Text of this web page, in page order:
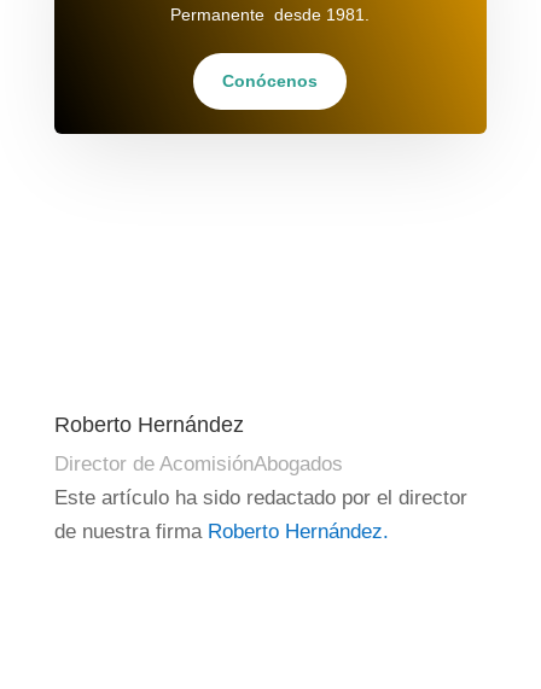
Permanente desde 1981.
Conócenos
Roberto Hernández
Director de AcomisiónAbogados
Este artículo ha sido redactado por el director
de nuestra firma Roberto Hernández.